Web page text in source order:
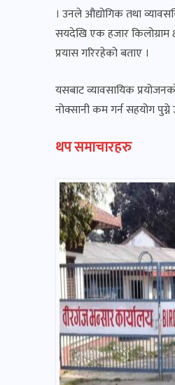
। उनले औद्योगिक तथा
सयदेखि एक हजार किलोग्राम
प्रयास गरिरहेको बताए ।
यसबाट व्यावसायिक
नोक्सानी कम गर्न सहयोग पुग्ने
थप समाचारहरु